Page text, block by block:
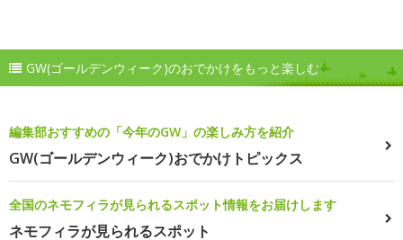
GW(ゴールデンウィーク)のおでかけをもっと楽しむ
編集部おすすめの「今年のGW」の楽しみ方を紹介
GW(ゴールデンウィーク)おでかけトピックス
全国のネモフィラが見られるスポット情報をお届けします
ネモフィラが見られるスポット